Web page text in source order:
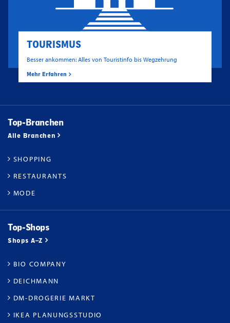
TOURISMUS
Besser ankommen: Alles von Touristinfo bis Wegzehrung
Mehr Erfahren
Top-Branchen
Alle Branchen
SHOPPING
RESTAURANTS
MODE
Top-Shops
Shops A–Z
BIO COMPANY
DEICHMANN
DM-DROGERIE MARKT
IKEA PLANUNGSSTUDIO